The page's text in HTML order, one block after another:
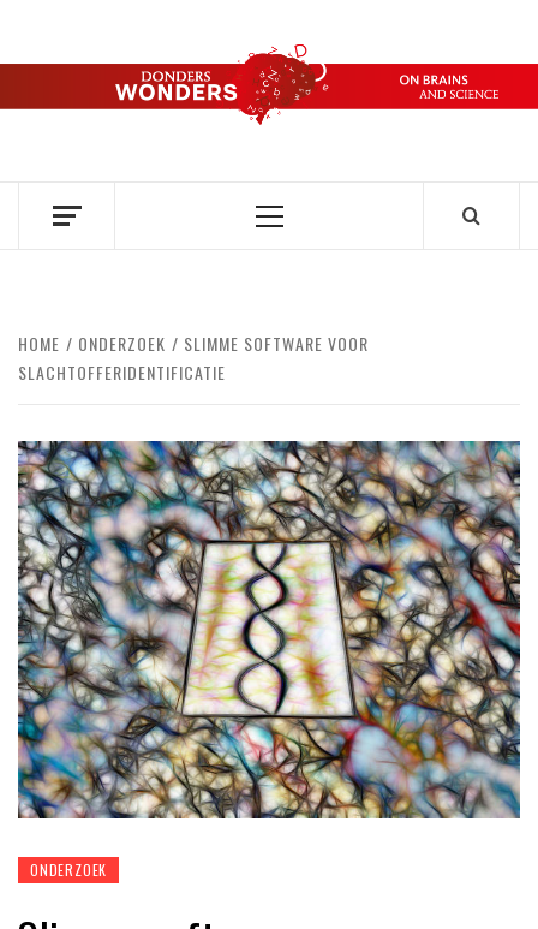
de
DONDERS
OVER HERSENEN EN WETENSCHAP // ON BRAINS AND
Primair
HOME ONDERZOEK
SLIMME SOFTWARE VOOR
SLACHTOFFERIDENTIFICATIE
ONDERZOEK